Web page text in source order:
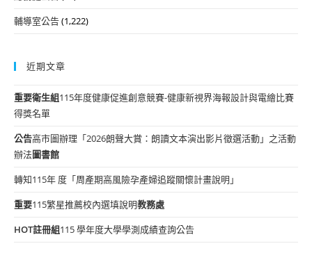
輔導室公告(1,222)
近期文章
重要衛生組115年度健康促進創意競賽-健康新視界海報設計與電繪比賽
得獎名單
公告高市圖辦理「2026朗聲大賞：朗讀文本演出影片徵選活動」之活動
辦法圖書館
轉知115年 度「周產期高風險孕產婦追蹤關懷計畫說明」
重要115繁星推薦校內選填說明教務處
HOT註冊組115 學年度大學學測成績查詢公告